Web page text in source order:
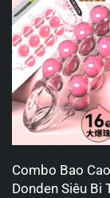
Combo Bao
Donden Siêu Bi